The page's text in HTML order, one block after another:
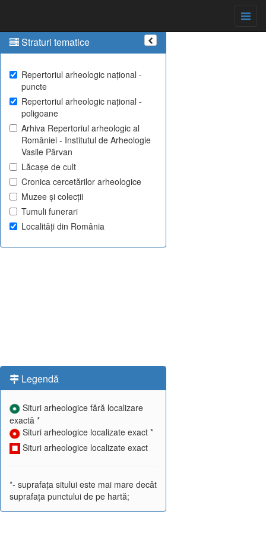
Straturi tematice
Repertoriul arheologic național -
puncte
Repertoriul arheologic național -
poligoane
Arhiva Repertoriul arheologic al
României - Institutul de Arheologie
Vasile Pârvan
Lăcașe de cult
Cronica cercetărilor arheologice
Muzee și colecții
Tumuli funerari
Localități din România
Legendă
Situri arheologice fără localizare
exactă *
Situri arheologice localizate exact *
Situri arheologice localizate exact
*- suprafața sitului este mai mare decât
suprafața punctului de pe hartă;